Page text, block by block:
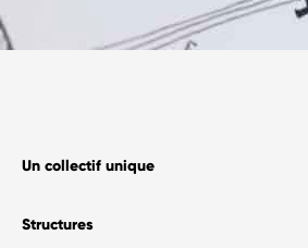
Un collectif unique
Structures